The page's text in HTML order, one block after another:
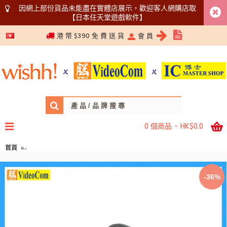
因網上部份貨品未能盡在實體店展示，歡迎客人網購店取
【日本任天堂遊戲軟件】
5366 1340
港 幣 $390 免 費 送 貨 會 員
0 個商品 - HK$0.0
首頁 MEC (JT) JT-635DQ (BLACK) 20W ( 2 x USB + 1 x Type-C ) GaN III
-36%